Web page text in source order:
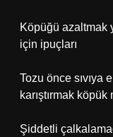
Köpüğü azaltmak
için ipuçları
Tozu önce sıvıya
karıştırmak
Şiddetli